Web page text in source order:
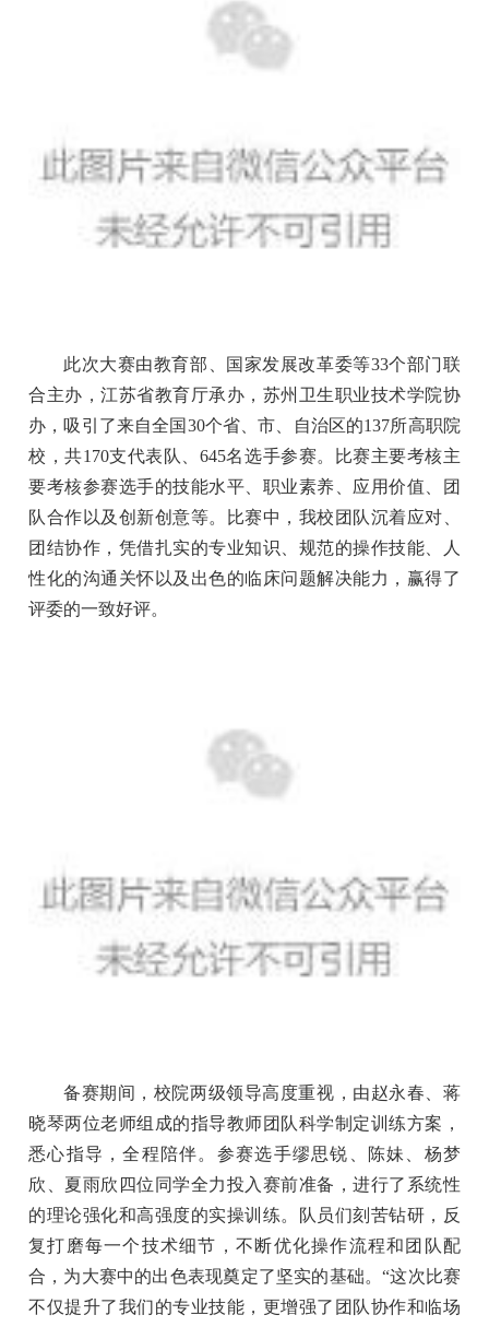
此次大赛由教育部、国家发展改革委等33个部门联
合主办，江苏省教育厅承办，苏州卫生职业技术学院协
办，吸引了来自全国30个省、市、自治区的137所高职院
校，共170支代表队、645名选手参赛。比赛主要考核主
要考核参赛选手的技能水平、职业素养、应用价值、团
队合作以及创新创意等。比赛中，我校团队沉着应对、
团结协作，凭借扎实的专业知识、规范的操作技能、人
性化的沟通关怀以及出色的临床问题解决能力，赢得了
评委的一致好评。
备赛期间，校院两级领导高度重视，由赵永春、蒋
晓琴两位老师组成的指导教师团队科学制定训练方案，
悉心指导，全程陪伴。参赛选手缪思锐、陈妹、杨梦
欣、夏雨欣四位同学全力投入赛前准备，进行了系统性
的理论强化和高强度的实操训练。队员们刻苦钻研，反
复打磨每一个技术细节，不断优化操作流程和团队配
合，为大赛中的出色表现奠定了坚实的基础。“这次比赛
不仅提升了我们的专业技能，更增强了团队协作和临场